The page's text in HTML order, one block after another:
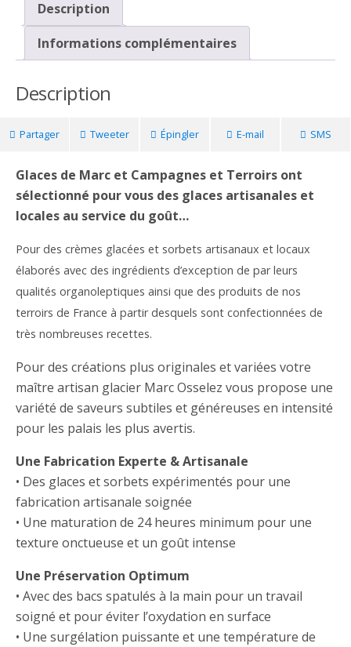
Description
Informations complémentaires
Description
Partager Tweeter Épingler E-mail SMS
Glaces de Marc et Campagnes et Terroirs ont
sélectionné pour vous des glaces artisanales et
locales au service du goût…
Pour des crèmes glacées et sorbets artisanaux et locaux
élaborés avec des ingrédients d’exception de par leurs
qualités organoleptiques ainsi que des produits de nos
terroirs de France à partir desquels sont confectionnées de
très nombreuses recettes.
Pour des créations plus originales et variées votre
maître artisan glacier Marc Osselez vous propose une
variété de saveurs subtiles et généreuses en intensité
pour les palais les plus avertis.
Une Fabrication Experte & Artisanale
• Des glaces et sorbets expérimentés pour une
fabrication artisanale soignée
• Une maturation de 24 heures minimum pour une
texture onctueuse et un goût intense
Une Préservation Optimum
• Avec des bacs spatulés à la main pour un travail
soigné et pour éviter l’oxydation en surface
• Une surgélation puissante et une température de